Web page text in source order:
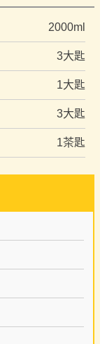
2000ml
3大匙
1大匙
3大匙
1茶匙